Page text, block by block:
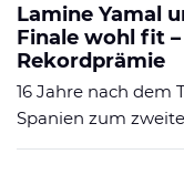
Lamine Yamal
Finale wohl fit
Rekordprämie
16 Jahre nach dem
Spanien zum